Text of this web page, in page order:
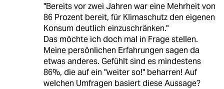
"Bereits vor zwei Jahren war eine Mehrheit von
86 Prozent bereit, für Klimaschutz den eigenen
Konsum deutlich einzuschränken."
Das möchte ich doch mal in Frage stellen.
Meine persönlichen Erfahrungen sagen da
etwas anderes. Gefühlt sind es mindestens
86%, die auf ein "weiter so!" beharren! Auf
welchen Umfragen basiert diese Aussage?